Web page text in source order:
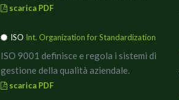
scarica PDF
ISO Int. Organization for Standardization
ISO 9001 definisce e regola i sistemi di
gestione della qualità aziendale.
scarica PDF